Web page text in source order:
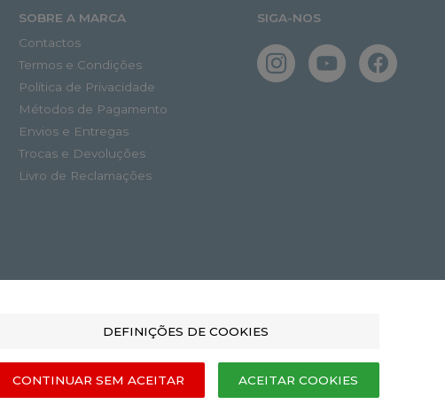
SOBRE A MARCA
Contactos
Termos e Condições
Política de Privacidade
Métodos de Pagamento
Envios e Entregas
Trocas e Devoluções
Livro de Reclamações
SIGA-NOS
DEFINIÇÕES DE COOKIES
CONTINUAR SEM ACEITAR ACEITAR COOKIES